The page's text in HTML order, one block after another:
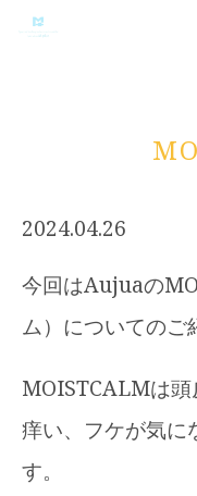
2024.04.26
今回はAujuaの
ム）についてのご
MOISTCALMは
痒い、フケが気に
す。